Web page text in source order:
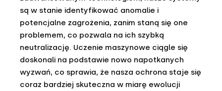
są w stanie identyfikować anomalie i
potencjalne zagrożenia, zanim staną się one
problemem, co pozwala na ich szybką
neutralizację. Uczenie maszynowe ciągle się
doskonali na podstawie nowo napotkanych
wyzwań, co sprawia, że nasza ochrona staje się
coraz bardziej skuteczna w miarę ewolucji